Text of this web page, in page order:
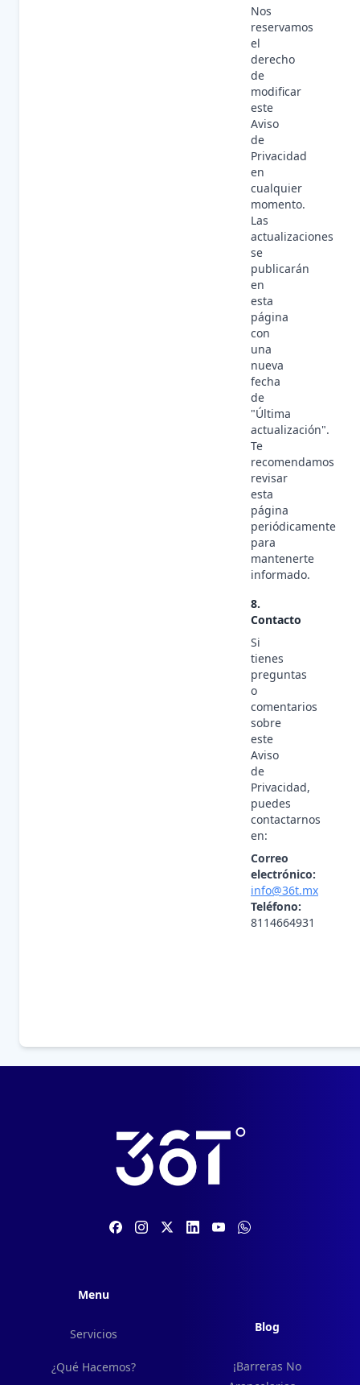
Nos
reservamos
el
derecho
de
modificar
este
Aviso
de
Privacidad
en
cualquier
momento.
Las
actualizaciones
se
publicarán
en
esta
página
con
una
nueva
fecha
de
"Última
actualización".
Te
recomendamos
revisar
esta
página
periódicamente
para
mantenerte
informado.
8.
Contacto
Si
tienes
preguntas
o
comentarios
sobre
este
Aviso
de
Privacidad,
puedes
contactarnos
en:
Correo
electrónico:
info@36t.mx
Teléfono:
8114664931
Menu
Servicios
¿Qué Hacemos?
Blog
¡Barreras No